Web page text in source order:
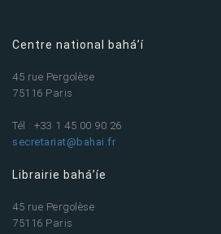
Centre national bahá’í
45 rue Pergolèse
75116 Paris
Tél : +33 1 45 00 90 26
secretariat@bahai.fr
Librairie bahá’íe
45 rue Pergolèse
75116 Paris